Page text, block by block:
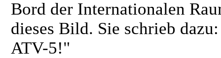
Bord der Internationalen
dieses Bild. Sie schrieb
ATV-5!"